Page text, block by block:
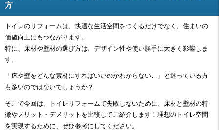
方
トイレのリフォームは、快適な生活空間をつくるだけでなく、住まいの
価値向上にもつながります。
特に、床材や壁材の選び方は、デザイン性や使い勝手に大きく影響しま
す。
「床や壁をどんな素材にすればいいのかわからない…」と迷っている方
も多いのではないでしょうか？
そこで今回は、トイレリフォームで失敗しないために、床材と壁材の特
徴やメリット・デメリットを比較してご紹介します！理想のトイレ空間
を実現するために、ぜひ参考にしてください。